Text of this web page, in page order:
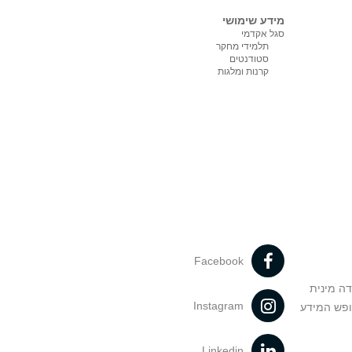
מידע שימושי
סגל אקדמי
תלמידי מחקר
סטודנטים
קרנות ומלגות
מינית
המידע
Facebook
Instagram